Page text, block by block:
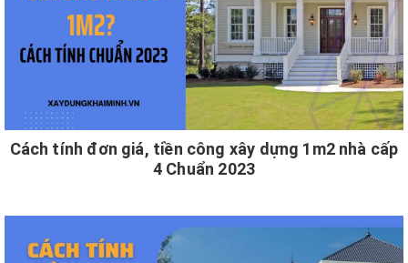
Cách tính đơn giá, tiền công xây dựng 1m2 nhà cấp
4 Chuẩn 2023